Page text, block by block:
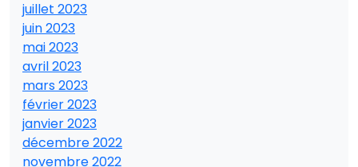
juillet 2023
juin 2023
mai 2023
avril 2023
mars 2023
février 2023
janvier 2023
décembre 2022
novembre 2022